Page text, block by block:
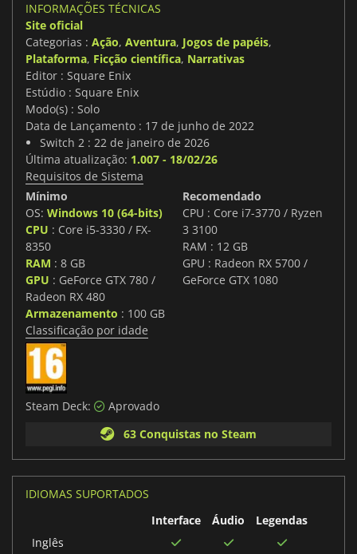
INFORMAÇÕES TÉCNICAS
Site oficial
Categorias : Ação, Aventura, Jogos de papéis,
Plataforma, Ficção científica, Narrativas
Editor : Square Enix
Estúdio : Square Enix
Modo(s) : Solo
Data de Lançamento : 17 de junho de 2022
Switch 2 : 22 de janeiro de 2026
Última atualização: 1.007 - 18/02/26
Requisitos de Sistema
Mínimo
OS: Windows 10 (64-bits)
CPU : Core i5-3330 / FX-
8350
RAM : 8 GB
GPU : GeForce GTX 780 /
Radeon RX 480
Armazenamento : 100 GB
Recomendado
CPU : Core i7-3770 / Ryzen
3 3100
RAM : 12 GB
GPU : Radeon RX 5700 /
GeForce GTX 1080
Classificação por idade
Steam Deck:
Aprovado
63 Conquistas no Steam
IDIOMAS SUPORTADOS
Interface
Áudio
Legendas
Inglês